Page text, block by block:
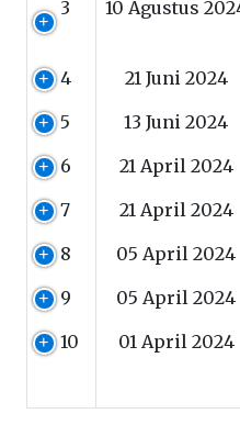
3
10 Agustus
4
21 Juni 2024
5
13 Juni 2024
6
21 April 2024
7
21 April 2024
8
05 April 2024
9
05 April 2024
10
01 April 2024